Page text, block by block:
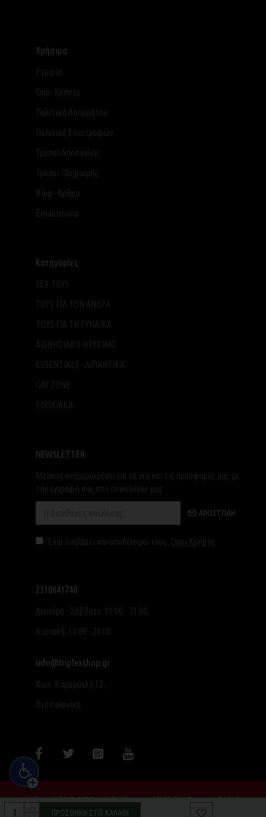
ΠΡΟΣΘΉΚΗ ΣΤΟ ΚΑΛΆΘΙ
Χρήσιμα
Εταιρία
Όροι Χρήσης
Πολιτική Απορρήτου
Πολιτική Επιστροφών
Τρόποι Αποστολής
Τρόποι Πληρωμής
Blog - Άρθρα
Επικοινωνία
Κατηγορίες
SEX TOYS
TOYS ΓΙΑ ΤΟΝ ΑΝΔΡΑ
TOYS ΓΙΑ ΤH ΓΥΝΑΙΚΑ
ΑΙΣΘΗΣΙΑΚΟ ΝΤΥΣΙΜΟ
ESSENTIALS - ΛΙΠΑΝΤΙΚΑ
GAY ZONE
ΕΠΟΧΙΑΚΑ
NEWSLETTER
Μείνετε ενημερωμένοι για τα νέα και τις προσφορές μας με
την εγγραφή σας στο newsletter μας
ΑΠΟΣΤΟΛΉ
Έχω διαβάσει και αποδέχομαι τους Όροι Χρήσης
2310841740
Δευτέρα - Σάββατο: 11:00 - 23:00,
Κυριακή: 12:00 - 21:00
info@triplexshop.gr
Κων. Καραμανλή 32,
Θεσσαλονίκη
Copyright © 2022, triplexshop.gr, All Rights Reserved|Made
with ❤ by SocialME